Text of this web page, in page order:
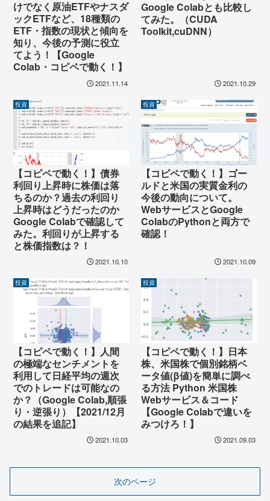
けでなく原油ETFやナスダ
ックETFなど、18種類の
ETF・指数の現状と傾向を
知り、今後の予測に役立
てよう！【Google
Colab・コピペで動く！】
2021.11.14
Google Colabとも比較し
てみた。（CUDA
Toolkit,cuDNN）
2021.10.29
投資
【コピペで動く！】債券
利回り上昇時に株価は落
ちるのか？過去の利回り
上昇時はどうだったのか
Google Colabで確認して
みた。利回りが上昇する
と株価指数は？！
2021.10.10
投資
【コピペで動く！】ゴー
ルドと米国の実質金利の
今後の動向について。
WebサービスとGoogle
ColabのPythonと両方で
確認！
2021.10.09
投資
【コピペで動く！】人間
の極端なセンチメントを
利用して日経平均の週次
でのトレードは可能なの
か？（Google Colab,順張
り・逆張り）【2021/12月
の結果を追記】
2021.10.03
投資
【コピペで動く！】日本
株、米国株で個別銘柄ベ
ータ値(β値)を簡単に調べ
る方法 Python 米国株
Webサービス＆コード
【Google Colabで違いを
みつけろ！】
2021.09.03
次のページ